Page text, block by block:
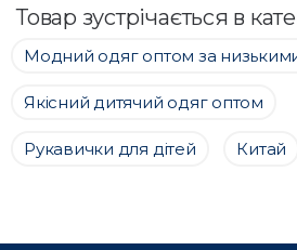
Товар зустрічається в
Модний одяг оптом за
Якісний дитячий одяг оптом
Рукавички для дітей Китай